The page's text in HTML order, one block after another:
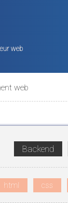
web
web
Backend
html css